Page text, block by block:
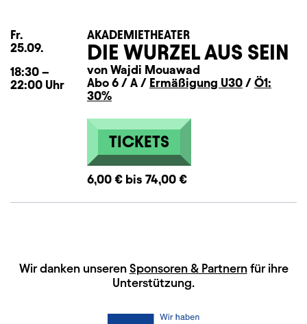
Fr.
25.09.
18:30 –
22:00 Uhr
AKADEMIETHEATER
DIE WURZEL AUS SEIN
von Wajdi Mouawad
Abo 6 / A / Ermäßigung U30 / Ö1:
30%
TICKETS
6,00 € bis 74,00 €
HAUPTSPONSOREN
Wir danken unseren Sponsoren & Partnernfür ihre
Unterstützung.